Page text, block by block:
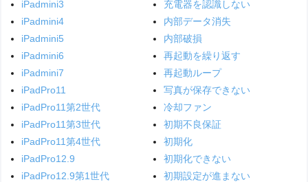
iPadmini3
iPadmini4
iPadmini5
iPadmini6
iPadmini7
iPadPro11
iPadPro11第2世代
iPadPro11第3世代
iPadPro11第4世代
iPadPro12.9
iPadPro12.9第1世代
充電器を認識しない
内部データ消失
内部破損
再起動を繰り返す
再起動ループ
写真が保存できない
冷却ファン
初期不良保証
初期化
初期化できない
初期設定が進まない